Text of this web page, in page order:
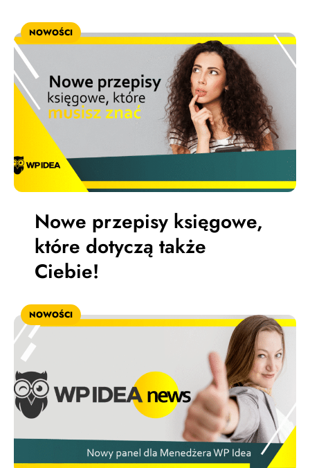
NOWOŚCI
Nowe przepisy księgowe,
które dotyczą także
Ciebie!
NOWOŚCI